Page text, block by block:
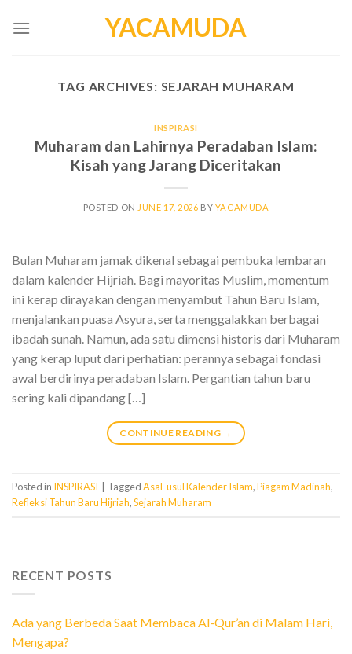
YACAMUDA
TAG ARCHIVES: SEJARAH MUHARAM
INSPIRASI
Muharam dan Lahirnya Peradaban Islam:
Kisah yang Jarang Diceritakan
POSTED ON JUNE 17, 2026 BY YACAMUDA
Bulan Muharam jamak dikenal sebagai pembuka lembaran
dalam kalender Hijriah. Bagi mayoritas Muslim, momentum
ini kerap dirayakan dengan menyambut Tahun Baru Islam,
menjalankan puasa Asyura, serta menggalakkan berbagai
ibadah sunah. Namun, ada satu dimensi historis dari Muharam
yang kerap luput dari perhatian: perannya sebagai fondasi
awal berdirinya peradaban Islam. Pergantian tahun baru
sering kali dipandang […]
CONTINUE READING →
Posted in INSPIRASI TaggedAsal-usul Kalender Islam,Piagam Madinah,
Refleksi Tahun Baru Hijriah,Sejarah Muharam
RECENT POSTS
Ada yang Berbeda Saat Membaca Al-Qur’an di Malam Hari,
Mengapa?